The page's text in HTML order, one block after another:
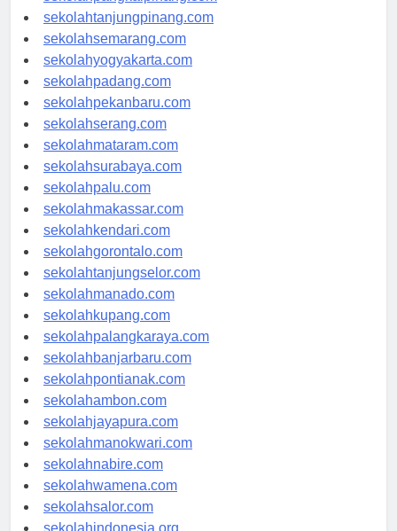
sekolahpangkalpinang.com
sekolahtanjungpinang.com
sekolahsemarang.com
sekolahyogyakarta.com
sekolahpadang.com
sekolahpekanbaru.com
sekolahserang.com
sekolahmataram.com
sekolahsurabaya.com
sekolahpalu.com
sekolahmakassar.com
sekolahkendari.com
sekolahgorontalo.com
sekolahtanjungselor.com
sekolahmanado.com
sekolahkupang.com
sekolahpalangkaraya.com
sekolahbanjarbaru.com
sekolahpontianak.com
sekolahambon.com
sekolahjayapura.com
sekolahmanokwari.com
sekolahnabire.com
sekolahwamena.com
sekolahsalor.com